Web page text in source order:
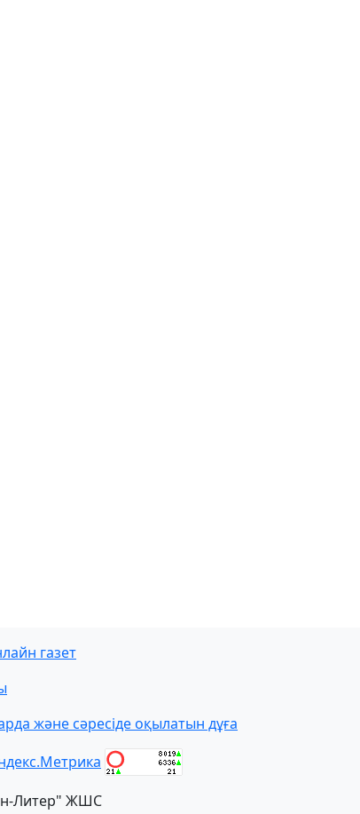
газет
және сәресіде оқылатын дұға
Литер" ЖШС